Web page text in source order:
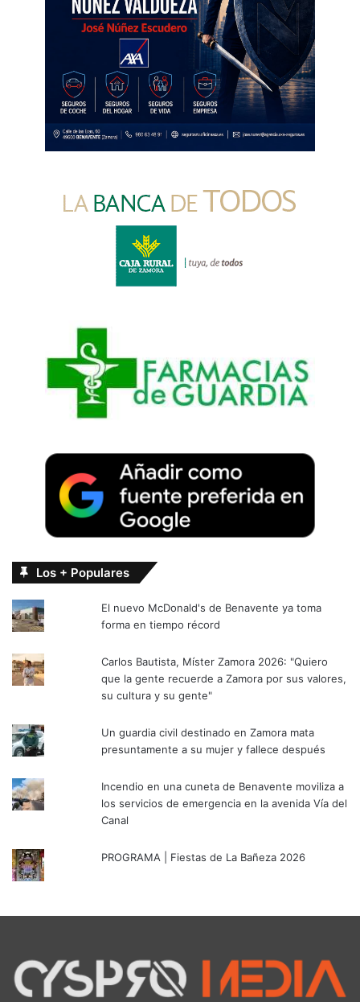
Los + Populares
El nuevo McDonald's de Benavente ya toma
forma en tiempo récord
Carlos Bautista, Míster Zamora 2026: "Quiero
que la gente recuerde a Zamora por sus valores,
su cultura y su gente"
Un guardia civil destinado en Zamora mata
presuntamente a su mujer y fallece después
Incendio en una cuneta de Benavente moviliza a
los servicios de emergencia en la avenida Vía del
Canal
PROGRAMA | Fiestas de La Bañeza 2026